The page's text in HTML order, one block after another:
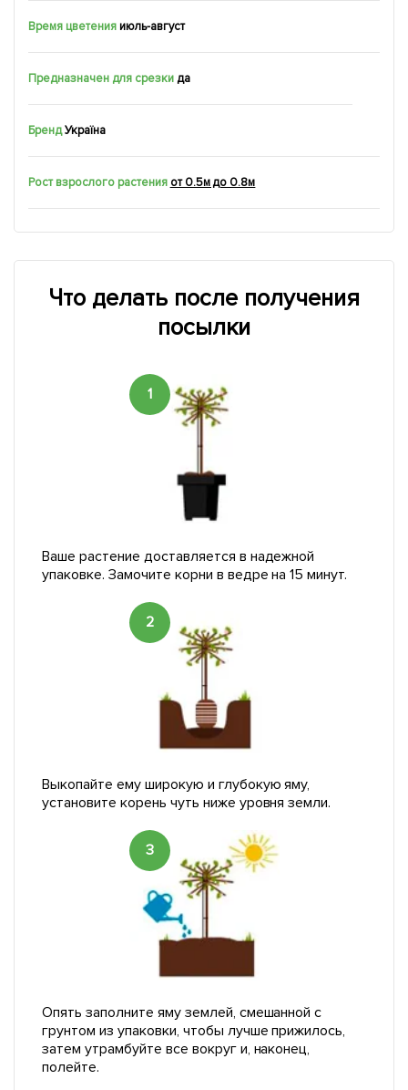
Время цветения июль-август
Предназначен для срезки да
БрендУкраїна
Рост взрослого растения от 0.5м до 0.8м
Что делать после получения
посылки
1
Ваше растение доставляется в надежной
упаковке. Замочите корни в ведре на 15 минут.
2
Выкопайте ему широкую и глубокую яму,
установите корень чуть ниже уровня земли.
3
Опять заполните яму землей, смешанной с
грунтом из упаковки, чтобы лучше прижилось,
затем утрамбуйте все вокруг и, наконец,
полейте.